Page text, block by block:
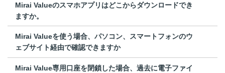
Mirai Valueのスマホアプリはどこからダウンロードでき
ますか。
Mirai Valueを使う場合、パソコン、スマートフォンのウ
ェブサイト経由で確認できますか
Mirai Value専用口座を閉鎖した場合、過去に電子ファイ